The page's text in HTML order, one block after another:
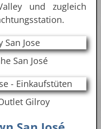
und zugleich
San José
Gilroy